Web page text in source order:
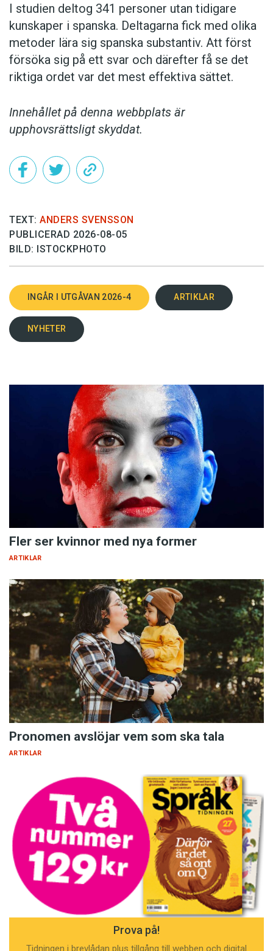
Utan död – ingen återfödelse!
Varför använder vi metaforer och omskrivningar
när vi talar om döden?
Metaforer är ett sätt att säga något men ändå inte
stå ut.
dess rätta namn?
Vilken författare tycker du har den mest
träffande dödsmetaforiken?
författaren Marlen Haushofer skrivit. Den finns i
, översatt av Rebecca
Lindskog. Texten börjar: ”Oroa dig inte. Du har sett
för mycket och för lite, som alla människor före dig.
I studien deltog 341 personer utan tidigare
kunskaper i spanska. Deltagarna fick med olika
metoder lära sig spanska substantiv. Att först
försöka sig på ett svar och därefter få se det
riktiga ordet var det mest effektiva sättet.
Innehållet på denna webbplats är
upphovsrättsligt skyddat.
TEXT: ANDERS SVENSSON
PUBLICERAD 2026-08-05
BILD: ISTOCKPHOTO
INGÅR I UTGÅVAN 2026-4 ARTIKLAR
NYHETER
Fler ser kvinnor med nya former
ARTIKLAR
Pronomen avslöjar vem som ska tala
ARTIKLAR
Prova på!
Tidningen i brevlådan plus tillgång till webben och digital